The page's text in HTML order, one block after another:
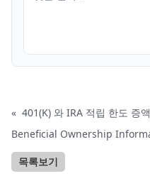
« 401(K) 와 IRA 적립 한도 증액
목록보기